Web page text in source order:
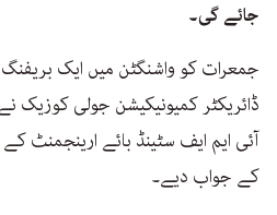
جائے گی۔
جمعرات کو واشنگٹن میں ایک
ڈائریکٹر کمیونیکیشن جولی کوزیک
آئی ایم ایف سٹینڈ بائے ارینجمنٹ
کے جواب دیے۔